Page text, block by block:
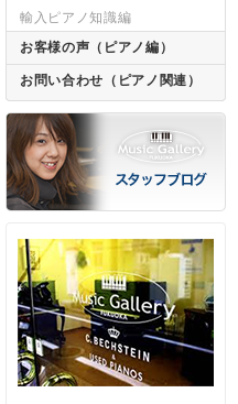
輸入ピアノ知識編
お客様の声（ピアノ編）
お問い合わせ（ピアノ関連）